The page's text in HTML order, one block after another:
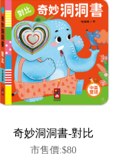
奇妙洞洞書-對比
市售價:$80